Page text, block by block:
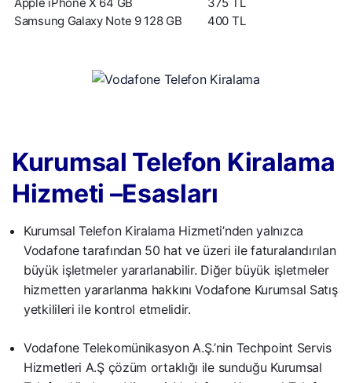
Samsung Galaxy Note 9 128 GB
400 TL
Kurumsal Telefon Kiralama
Hizmeti –Esasları
Kurumsal Telefon Kiralama Hizmeti’nden yalnızca
Vodafone tarafından 50 hat ve üzeri ile faturalandırılan
büyük işletmeler yararlanabilir. Diğer büyük işletmeler
hizmetten yararlanma hakkını Vodafone Kurumsal Satış
yetkilileri ile kontrol etmelidir.
Vodafone Telekomünikasyon A.Ş.’nin Techpoint Servis
Hizmetleri A.Ş çözüm ortaklığı ile sunduğu Kurumsal